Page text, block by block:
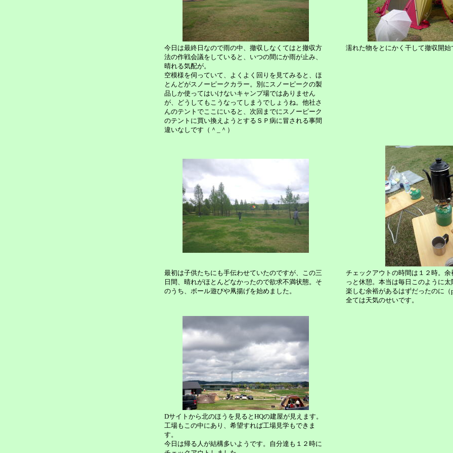
今日は最終日なので雨の中、撤収しなくてはと撤収方
法の作戦会議をしていると、いつの間にか雨が止み、
晴れる気配が。
空模様を伺っていて、よくよく回りを見てみると、ほ
とんどがスノーピークカラー。別にスノーピークの製
品しか使ってはいけないキャンプ場ではありません
が、どうしてもこうなってしまうでしょうね。他社さ
んのテントでここにいると、次回までにスノーピーク
のテントに買い換えようとするＳＰ病に冒される事間
違いなしです（＾_＾）ゞ
濡れた物をとにかく干して撤収開始
最初は子供たちにも手伝わせていたのですが、この三
日間、晴れがほとんどなかったので欲求不満状態。そ
のうち、ボール遊びや凧揚げを始めました。
チェックアウトの時間は１２時。
っと休憩。本当は毎日このように
楽しむ余裕があるはずだったのに（
全ては天気のせいです。
Dサイトから北のほうを見るとHQの建屋が見えます。
工場もこの中にあり、希望すれば工場見学もできま
す。
今日は帰る人が結構多いようです。自分達も１２時に